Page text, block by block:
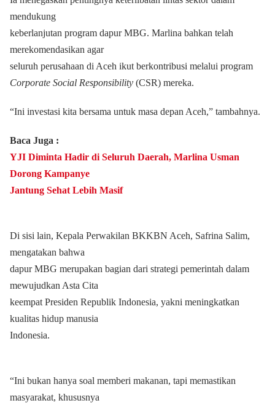
mendukung
keberlanjutan program dapur MBG. Marlina bahkan telah
merekomendasikan agar
seluruh perusahaan di Aceh ikut berkontribusi melalui program
Corporate Social Responsibility (CSR) mereka.
“Ini investasi kita bersama untuk masa depan Aceh,” tambahnya.
Baca Juga :
YJI Diminta Hadir di Seluruh Daerah, Marlina Usman
Dorong Kampanye
Jantung Sehat Lebih Masif
Di sisi lain, Kepala Perwakilan BKKBN Aceh, Safrina Salim,
mengatakan bahwa
dapur MBG merupakan bagian dari strategi pemerintah dalam
mewujudkan Asta Cita
keempat Presiden Republik Indonesia, yakni meningkatkan
kualitas hidup manusia
Indonesia.
“Ini bukan hanya soal memberi makanan, tapi memastikan
masyarakat, khususnya